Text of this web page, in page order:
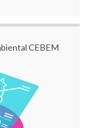
CEBEM